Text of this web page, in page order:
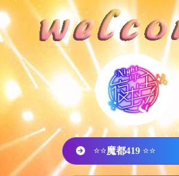
⭐⭐魔都419 ⭐⭐